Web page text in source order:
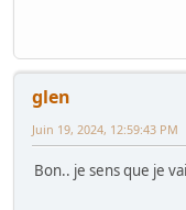
glen
Juin 19, 2024, 12:59:43 PM
Bon.. je sens que je